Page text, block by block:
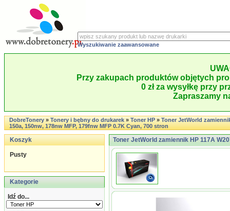
Wyszukiwanie zaawansowane
Przy zakupach produktów objętych
0 zł za wysyłkę przy
Zapraszamy
DobreTonery»Tonery i bębny do drukarek»Toner HP»Toner JetWorld
150a, 150nw, 178nw MFP, 179fnw MFP 0.7K Cyan, 700 stron
Koszyk
Pusty
Kategorie
Idź do...
Toner JetWorld zamiennik HP 117A